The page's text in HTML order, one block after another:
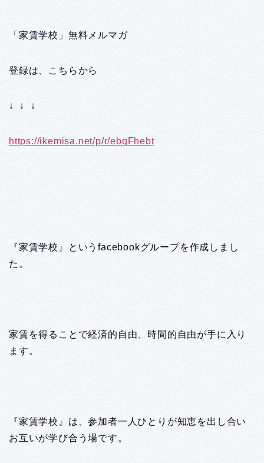
「家賃学校」無料メルマガ
登録は、こちらから
↓ ↓ ↓
https://ikemisa.net/p/r/ebqFhebt
『家賃学校』というfacebookグループを作成しまし
た。
家賃を得ることで経済的自由、時間的自由が手に入り
ます。
『家賃学校』は、参加者一人ひとりが知恵を出し合い
お互いが学び合う場です。